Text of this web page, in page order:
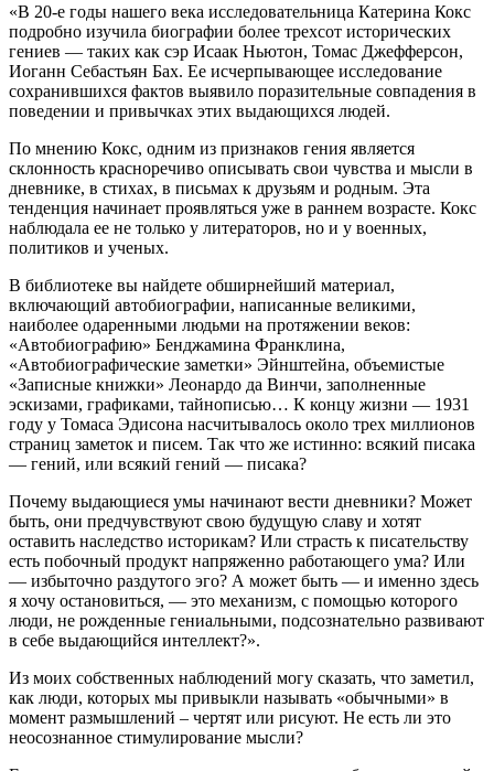
«В 20-е годы нашего века исследовательница Катерина Кокс
подробно изучила биографии более трехсот исторических
гениев — таких как сэр Исаак Ньютон, Томас Джефферсон,
Иоганн Себастьян Бах. Ее исчерпывающее исследование
сохранившихся фактов выявило поразительные совпадения в
поведении и привычках этих выдающихся людей.
По мнению Кокс, одним из признаков гения является
склонность красноречиво описывать свои чувства и мысли в
дневнике, в стихах, в письмах к друзьям и родным. Эта
тенденция начинает проявляться уже в раннем возрасте. Кокс
наблюдала ее не только у литераторов, но и у военных,
политиков и ученых.
В библиотеке вы найдете обширнейший материал,
включающий автобиографии, написанные великими,
наиболее одаренными людьми на протяжении веков:
«Автобиографию» Бенджамина Франклина,
«Автобиографические заметки» Эйнштейна, объемистые
«Записные книжки» Леонардо да Винчи, заполненные
эскизами, графиками, тайнописью… К концу жизни — 1931
году у Томаса Эдисона насчитывалось около трех миллионов
страниц заметок и писем. Так что же истинно: всякий писака
— гений, или всякий гений — писака?
Почему выдающиеся умы начинают вести дневники? Может
быть, они предчувствуют свою будущую славу и хотят
оставить наследство историкам? Или страсть к писательству
есть побочный продукт напряженно работающего ума? Или
— избыточно раздутого эго? А может быть — и именно здесь
я хочу остановиться, — это механизм, с помощью которого
люди, не рожденные гениальными, подсознательно развивают
в себе выдающийся интеллект?».
Из моих собственных наблюдений могу сказать, что заметил,
как люди, которых мы привыкли называть «обычными» в
момент размышлений – чертят или рисуют. Не есть ли это
неосознанное стимулирование мысли?